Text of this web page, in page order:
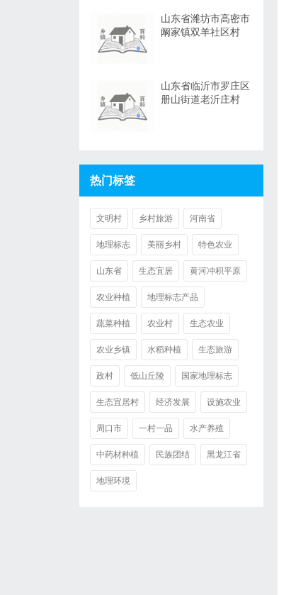
山东省潍坊市高密市
阚家镇双羊社区村
山东省临沂市罗庄区
册山街道老沂庄村
热门标签
文明村 乡村旅游 河南省
地理标志 美丽乡村 特色农业
山东省 生态宜居 黄河冲积平原
农业种植 地理标志产品
蔬菜种植 农业村 生态农业
农业乡镇 水稻种植 生态旅游
政村 低山丘陵 国家地理标志
生态宜居村 经济发展 设施农业
周口市 一村一品 水产养殖
中药材种植 民族团结 黑龙江省
地理环境